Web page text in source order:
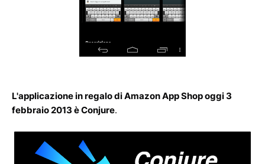
L'applicazione in regalo di Amazon App Shop oggi 3
febbraio 2013 è Conjure.